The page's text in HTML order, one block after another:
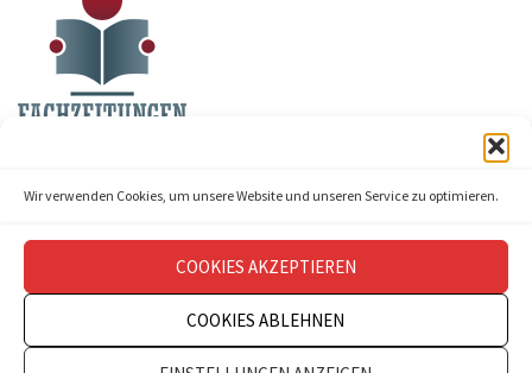
Wir verwenden Cookies, um unsere Website und unseren Service zu optimieren.
COOKIES AKZEPTIEREN
COOKIES ABLEHNEN